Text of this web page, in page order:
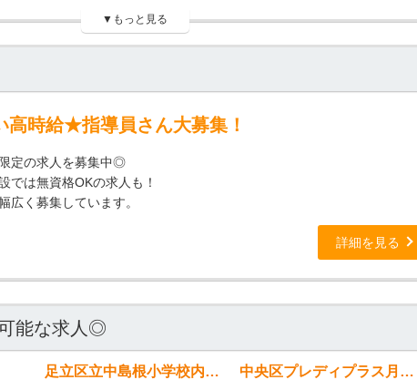
▼もっと見る
高時給★指導員さん大募集！
定の求人を募集中◎
では無資格OKの求人も！
広く募集しています。
詳細を見る
能な求人◎
足立区立中島根小学校内学童保育室 中央区プレディプラス月島第三(学童)